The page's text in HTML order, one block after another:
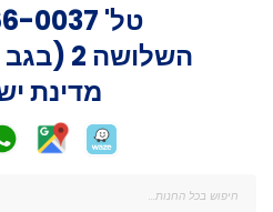
טל' 0037
השלושה 2 (בגב הבניין), ת"א
מדינת